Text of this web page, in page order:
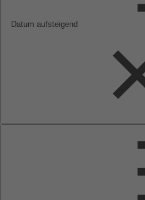
Datum aufsteigend